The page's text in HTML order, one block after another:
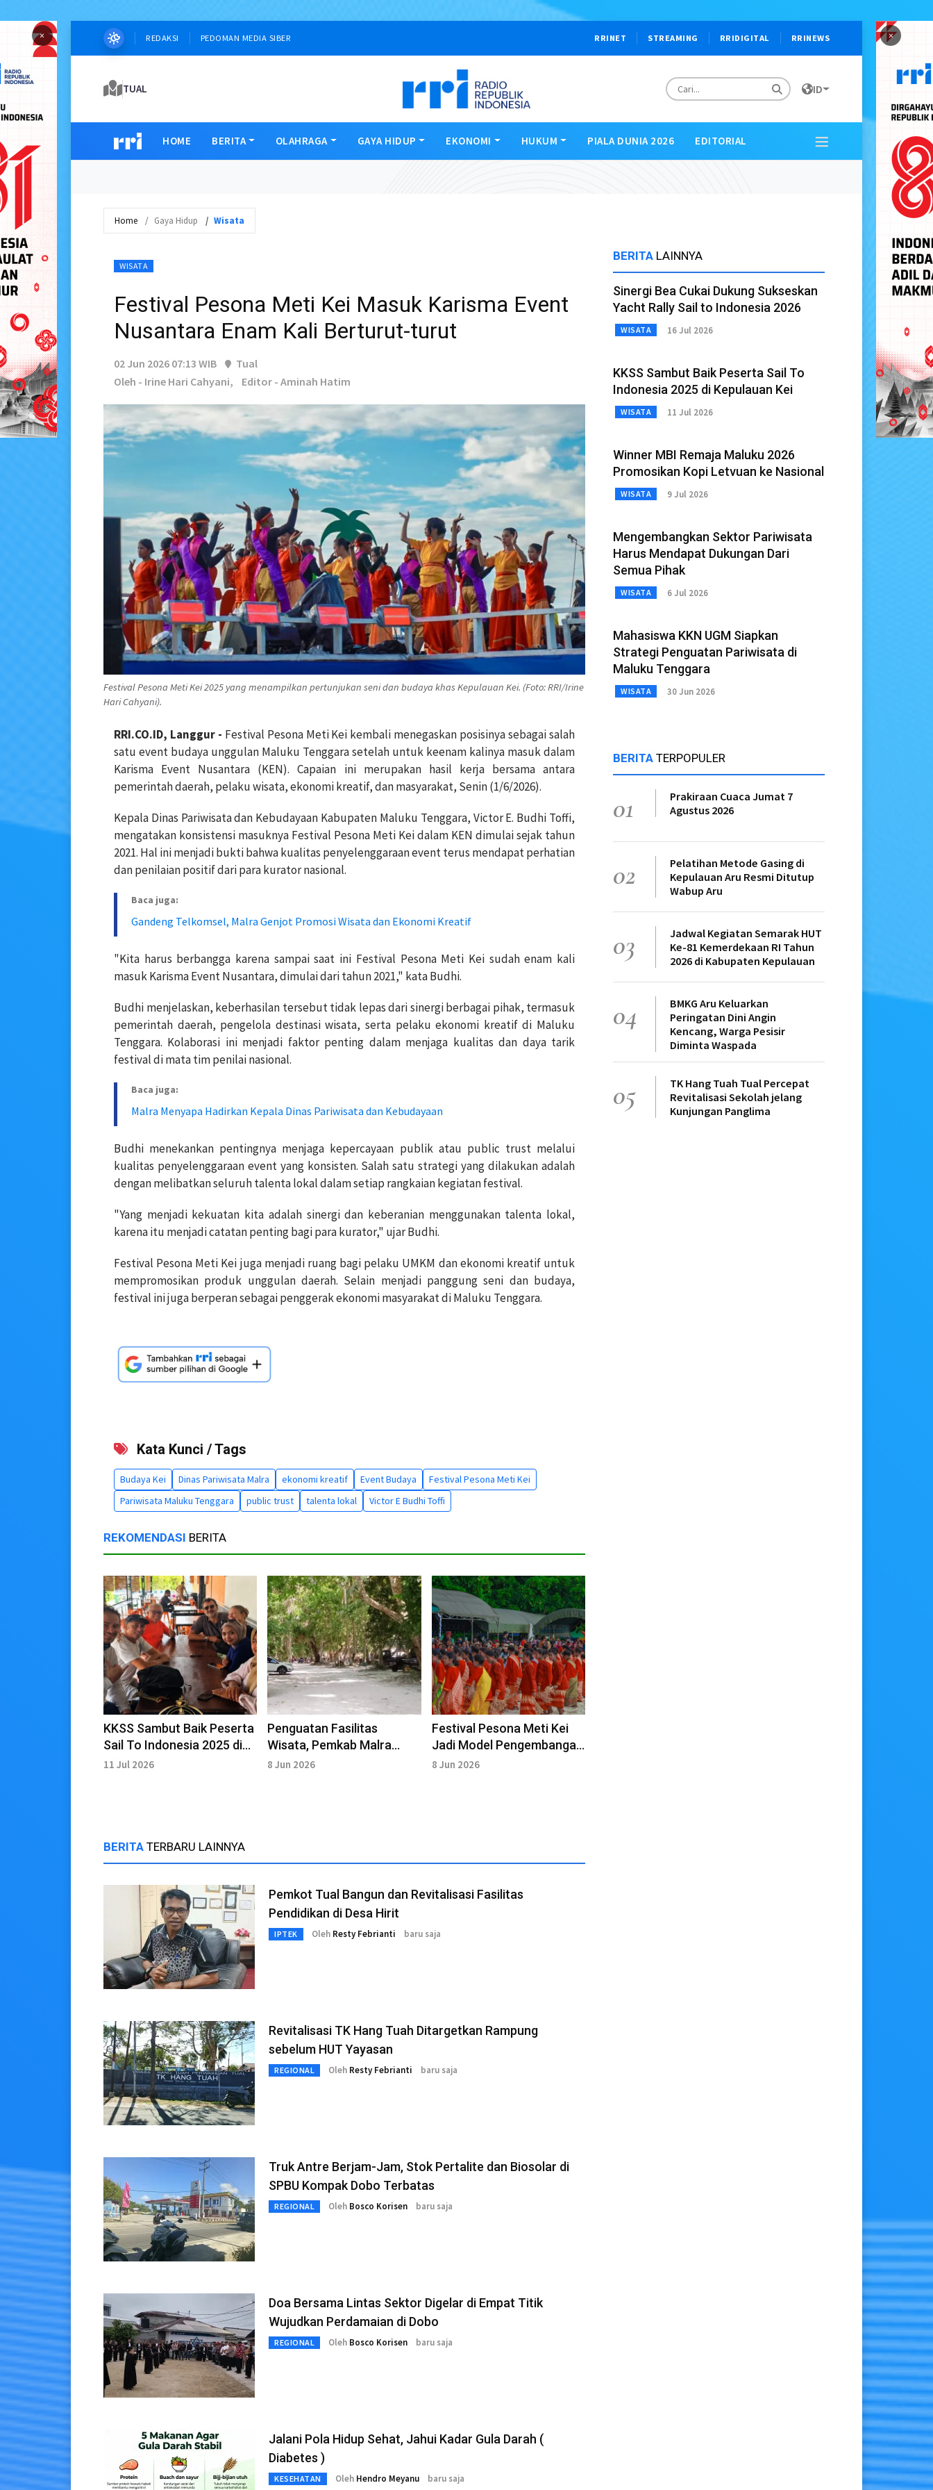
× ×
REDAKSI PEDOMAN MEDIA SIBER RRINET STREAMING RRIDIGITAL RRINEWS
TUAL ID
HOME BERITA OLAHRAGA GAYA HIDUP EKONOMI HUKUM PIALA DUNIA 2026 EDITORIAL
Home Gaya Hidup Wisata
WISATA
Festival Pesona Meti Kei Masuk Karisma Event
Nusantara Enam Kali Berturut-turut
02 Jun 2026 07:13 WIB
Tual
Oleh - Irine Hari Cahyani,
Editor - Aminah Hatim
Festival Pesona Meti Kei 2025 yang menampilkan pertunjukan seni dan budaya khas Kepulauan Kei. (Foto: RRI/Irine
Hari Cahyani).
RRI.CO.ID, Langgur - Festival Pesona Meti Kei kembali menegaskan posisinya sebagai salah
satu event budaya unggulan Maluku Tenggara setelah untuk keenam kalinya masuk dalam
Karisma Event Nusantara (KEN). Capaian ini merupakan hasil kerja bersama antara
pemerintah daerah, pelaku wisata, ekonomi kreatif, dan masyarakat, Senin (1/6/2026).
Kepala Dinas Pariwisata dan Kebudayaan Kabupaten Maluku Tenggara, Victor E. Budhi Toffi,
mengatakan konsistensi masuknya Festival Pesona Meti Kei dalam KEN dimulai sejak tahun
2021. Hal ini menjadi bukti bahwa kualitas penyelenggaraan event terus mendapat perhatian
dan penilaian positif dari para kurator nasional.
Baca juga:
Gandeng Telkomsel, Malra Genjot Promosi Wisata dan Ekonomi Kreatif
"Kita harus berbangga karena sampai saat ini Festival Pesona Meti Kei sudah enam kali
masuk Karisma Event Nusantara, dimulai dari tahun 2021," kata Budhi.
Budhi menjelaskan, keberhasilan tersebut tidak lepas dari sinergi berbagai pihak, termasuk
pemerintah daerah, pengelola destinasi wisata, serta pelaku ekonomi kreatif di Maluku
Tenggara. Kolaborasi ini menjadi faktor penting dalam menjaga kualitas dan daya tarik
festival di mata tim penilai nasional.
Baca juga:
Malra Menyapa Hadirkan Kepala Dinas Pariwisata dan Kebudayaan
Budhi menekankan pentingnya menjaga kepercayaan publik atau public trust melalui
kualitas penyelenggaraan event yang konsisten. Salah satu strategi yang dilakukan adalah
dengan melibatkan seluruh talenta lokal dalam setiap rangkaian kegiatan festival.
"Yang menjadi kekuatan kita adalah sinergi dan keberanian menggunakan talenta lokal,
karena itu menjadi catatan penting bagi para kurator," ujar Budhi.
Festival Pesona Meti Kei juga menjadi ruang bagi pelaku UMKM dan ekonomi kreatif untuk
mempromosikan produk unggulan daerah. Selain menjadi panggung seni dan budaya,
festival ini juga berperan sebagai penggerak ekonomi masyarakat di Maluku Tenggara.
Kata Kunci / Tags
Budaya Kei Dinas Pariwisata Malra ekonomi kreatif Event Budaya
Festival Pesona Meti Kei
Pariwisata Maluku Tenggara
public trust talenta lokal Victor E Budhi Toffi
REKOMENDASI BERITA
KKSS Sambut Baik Peserta
Sail To Indonesia 2025 di
Kepulauan Kei
11 Jul 2026
Penguatan Fasilitas
Wisata, Pemkab Malra
Dorong Standar Amenitas
8 Jun 2026
Festival Pesona Meti Kei
Jadi Model Pengembangan
Event Berbasis Talenta
8 Jun 2026
BERITA TERBARU LAINNYA
Pemkot Tual Bangun dan Revitalisasi Fasilitas
Pendidikan di Desa Hirit
IPTEK Oleh Resty Febrianti baru saja
Revitalisasi TK Hang Tuah Ditargetkan Rampung
sebelum HUT Yayasan
REGIONAL Oleh Resty Febrianti baru saja
Truk Antre Berjam-Jam, Stok Pertalite dan Biosolar di
SPBU Kompak Dobo Terbatas
REGIONAL Oleh Bosco Korisen baru saja
Doa Bersama Lintas Sektor Digelar di Empat Titik
Wujudkan Perdamaian di Dobo
REGIONAL Oleh Bosco Korisen baru saja
Jalani Pola Hidup Sehat, Jahui Kadar Gula Darah (
Diabetes )
KESEHATAN Oleh Hendro Meyanu baru saja
BERITA LAINNYA
Sinergi Bea Cukai Dukung Sukseskan
Yacht Rally Sail to Indonesia 2026
WISATA 16 Jul 2026
KKSS Sambut Baik Peserta Sail To
Indonesia 2025 di Kepulauan Kei
WISATA 11 Jul 2026
Winner MBI Remaja Maluku 2026
Promosikan Kopi Letvuan ke Nasional
WISATA 9 Jul 2026
Mengembangkan Sektor Pariwisata
Harus Mendapat Dukungan Dari
Semua Pihak
WISATA 6 Jul 2026
Mahasiswa KKN UGM Siapkan
Strategi Penguatan Pariwisata di
Maluku Tenggara
WISATA 30 Jun 2026
BERITA TERPOPULER
01
Prakiraan Cuaca Jumat 7
Agustus 2026
02
Pelatihan Metode Gasing di
Kepulauan Aru Resmi Ditutup
Wabup Aru
03
Jadwal Kegiatan Semarak HUT
Ke-81 Kemerdekaan RI Tahun
2026 di Kabupaten Kepulauan
04
BMKG Aru Keluarkan
Peringatan Dini Angin
Kencang, Warga Pesisir
Diminta Waspada
05
TK Hang Tuah Tual Percepat
Revitalisasi Sekolah jelang
Kunjungan Panglima